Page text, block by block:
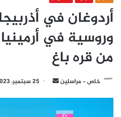
أردوغان في
وروسية في
من قره باغ
خاص - مراسلين
أرسل 25 سبتمبر، 2023